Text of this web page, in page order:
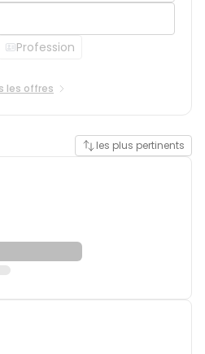
Profession
les offres
les plus pertinents